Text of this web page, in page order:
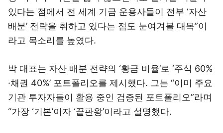
있다는 점에서 전 세계 기금 운용사들이 전부 ‘자산
배분’ 전략을 취하고 있다는 점도 눈여겨볼 대목”이
라고 목소리를 높였다.
박 대표는 자산 배분 전략의 ‘황금 비율’로 ‘주식 60%
·채권 40%’ 포트폴리오를 제시했다. 그는 “이미 주요
기관 투자자들이 활용 중인 검증된 포트폴리오”라며
“가장 ‘기본’이자 ‘끝판왕’이라고 설명했다.